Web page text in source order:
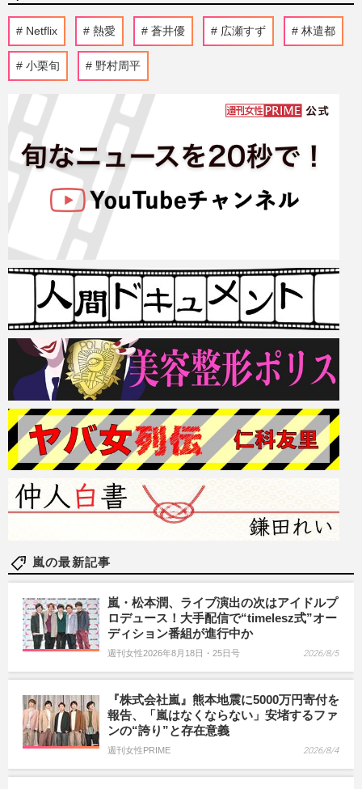
Netflix 熱愛 蒼井優 広瀬すず 林遣都
小栗旬 野村周平
嵐の最新記事
嵐・松本潤、ライブ演出の次はアイドルプ
ロデュース！大手配信で“timelesz式”オー
ディション番組が進行中か
週刊女性2026年8月18日・25日号 2026/8/5
『株式会社嵐』熊本地震に5000万円寄付を
報告、「嵐はなくならない」安堵するファ
ンの“誇り”と存在意義
週刊女性PRIME 2026/8/4